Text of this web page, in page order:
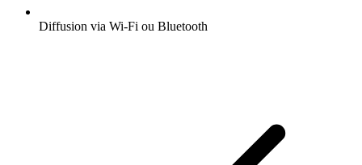
Diffusion via Wi-Fi ou Bluetooth